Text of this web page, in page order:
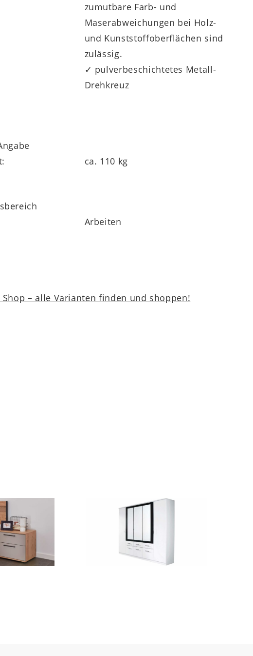
zumutbare Farb- und
Maserabweichungen bei Holz-
und Kunststoffoberflächen sind
zulässig.
✓ pulverbeschichtetes Metall-
Drehkreuz
ca. 110 kg
Arbeiten
Shop – alle Varianten finden und shoppen!